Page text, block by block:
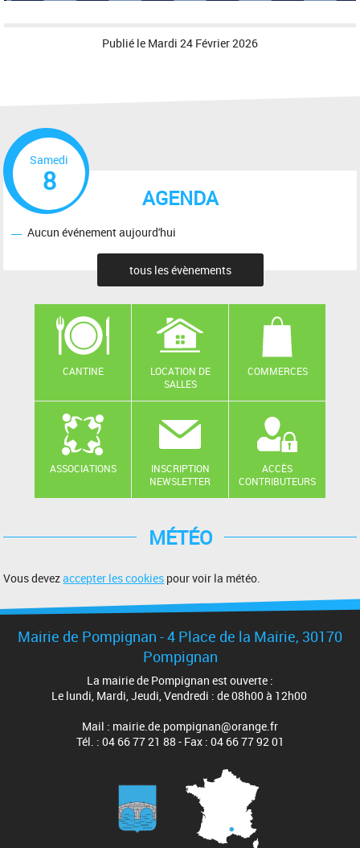
Publié le Mardi 24 Février 2026
AGENDA
Samedi
8
Aucun événement aujourd'hui
tous les évènements
CANTINE
LOCATION DE
SALLES
COMMERCES
ASSOCIATIONS
INSCRIPTION
NEWSLETTER
ACCÈS
CONTRIBUTEURS
MÉTÉO
Vous devezaccepter les cookies pour voir la météo.
Mairie de Pompignan - 4 Place de la Mairie, 30170
Pompignan
La mairie de Pompignan est ouverte :
Le lundi, Mardi, Jeudi, Vendredi : de 08h00 à 12h00
Mail : mairie.de.pompignan@orange.fr
Tél. : 04 66 77 21 88 - Fax : 04 66 77 92 01